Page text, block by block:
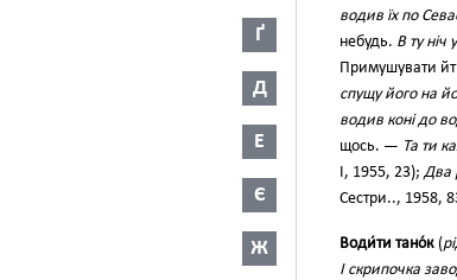
Ґ
Д
Е
Є
Ж
водив їх по
небудь. В ту ніч
Примушувати
спущу його на
водив коні до
щось. — Та ти
І, 1955, 23);Два
Сестри.., 1958,
Води́ти тано́к (
І скрипочка